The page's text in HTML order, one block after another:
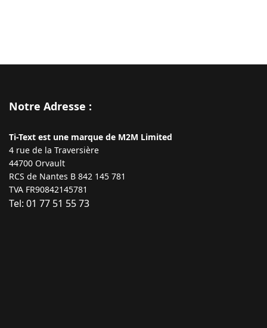
Notre Adresse :
Ti-Text est une marque de M2M Limited
4 rue de la Traversière
44700 Orvault
RCS de Nantes B 842 145 781
TVA FR90842145781
Tel: 01 77 51 55 73